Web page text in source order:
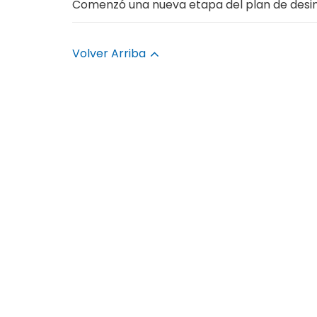
Comenzó una nueva etapa del plan de
Volver Arriba